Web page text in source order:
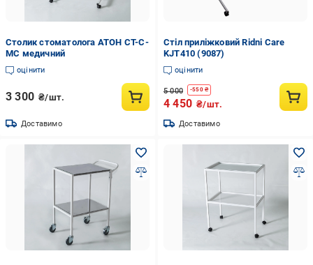
Столик стоматолога АТОН СТ-С-
МС медичний
оцінити
3 300 ₴/шт.
Доставимо
Стіл приліжковий Ridni Care
KJT410 (9087)
оцінити
5 000 -550₴
4 450 ₴/шт.
Доставимо